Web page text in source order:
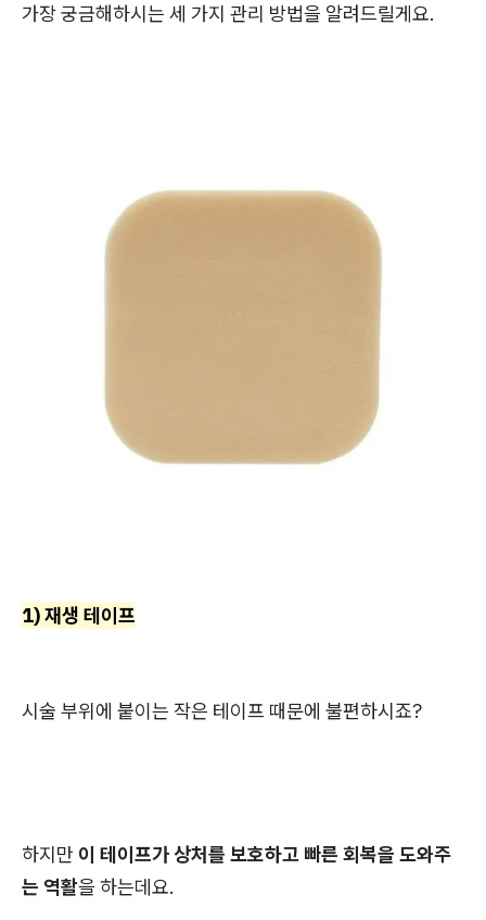
가장 궁금해하시는 세 가지 관리 방법을 알려드릴게요.
1) 재생 테이프
시술 부위에 붙이는 작은 테이프 때문에 불편하시죠?
하지만 이 테이프가 상처를 보호하고 빠른 회복을 도와주
는 역활을 하는데요.